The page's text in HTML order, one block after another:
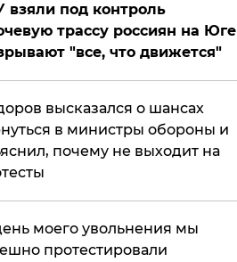
взяли под контроль
трассу россиян на Юге
"все, что движется"
высказался о шансах
в министры обороны и
почему не выходит на
моего увольнения мы
протестировали